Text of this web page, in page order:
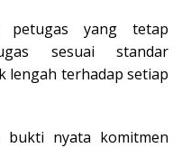
yang tetap
sesuai standar
lengah terhadap setiap
bukti nyata komitmen